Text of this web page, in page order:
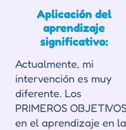
Aplicación del
aprendizaje
significativo:
Actualmente, mi
intervención es muy
diferente. Los
PRIMEROS
en el aprendizaje en la